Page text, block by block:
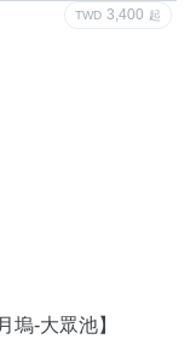
TWD 3,400 起
塢-大眾池】